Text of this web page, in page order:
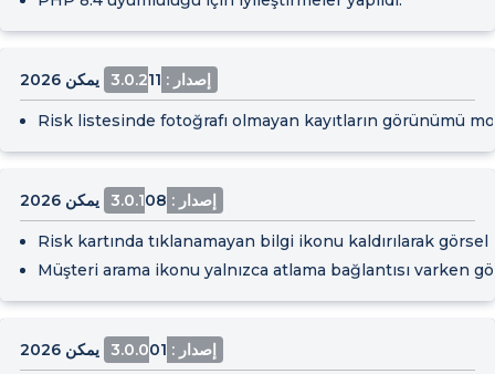
إصدار : 3.0.2 11 يمكن 2026
Risk listesinde fotoğrafı olmayan kayıtların görünümü
إصدار : 3.0.1 08 يمكن 2026
Risk kartında tıklanamayan bilgi ikonu kaldırılarak görsel
Müşteri arama ikonu yalnızca atlama bağlantısı varken
إصدار : 3.0.0 01 يمكن 2026